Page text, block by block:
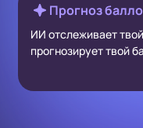
Прогноз
ИИ отслеживает
прогнозирует твой